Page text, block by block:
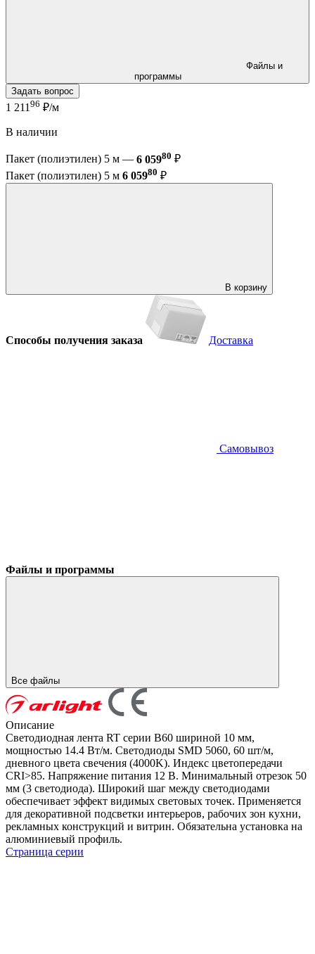
программы
Задать вопрос
1 211 96 ₽/м
В наличии
Пакет (полиэтилен) 5 м — 6 05980 ₽
Пакет (полиэтилен) 5 м 6 05980 ₽
В корзину
Способы получения заказа Доставка
Самовывоз
Файлы и программы
Все файлы
Описание
Светодиодная лента RT серии B60 шириной 10 мм,
мощностью 14.4 Вт/м. Светодиоды SMD 5060, 60 шт/м,
дневного цвета свечения (4000K). Индекс цветопередачи
CRI>85. Напряжение питания 12 В. Минимальный отрезок 50
мм (3 светодиода). Широкий шаг между светодиодами
обеспечивает эффект видимых световых точек. Применяется
для декоративной подсветки интерьеров, рабочих зон кухни,
рекламных конструкций и витрин. Обязательна установка на
алюминиевый профиль.
Страница серии